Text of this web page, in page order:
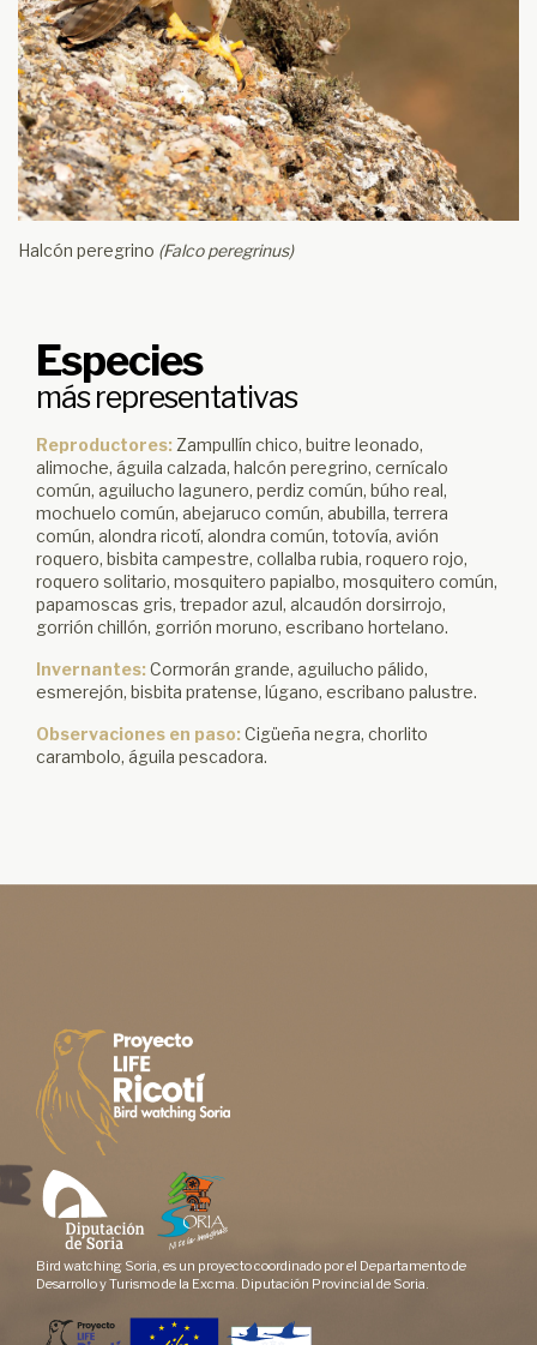
Halcón peregrino (Falco peregrinus)
Especies
más representativas
Reproductores: Zampullín chico, buitre leonado,
alimoche, águila calzada, halcón peregrino, cernícalo
común, aguilucho lagunero, perdiz común, búho real,
mochuelo común, abejaruco común, abubilla, terrera
común, alondra ricotí, alondra común, totovía, avión
roquero, bisbita campestre, collalba rubia, roquero rojo,
roquero solitario, mosquitero papialbo, mosquitero común,
papamoscas gris, trepador azul, alcaudón dorsirrojo,
gorrión chillón, gorrión moruno, escribano hortelano.
Invernantes: Cormorán grande, aguilucho pálido,
esmerejón, bisbita pratense, lúgano, escribano palustre.
Observaciones en paso: Cigüeña negra, chorlito
carambolo, águila pescadora.
Bird watching Soria, es un proyecto coordinado por el Departamento de
Desarrollo y Turismo de la Excma. Diputación Provincial de Soria.